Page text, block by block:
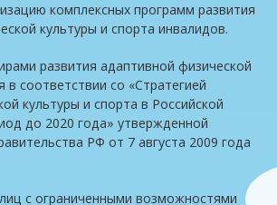
комплексных программ развития
культуры и спорта инвалидов.
развития адаптивной физической
в соответствии со «Стратегией
культуры и спорта в Российской
до 2020 года» утвержденной
РФ от 7 августа 2009 года
с ограниченными возможностями